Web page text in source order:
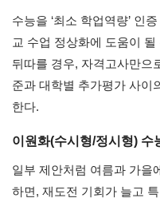
수능을 ‘최소 학업역량’ 인
교 수업 정상화에 도움이
뒤따를 경우, 자격고사만으
준과 대학별 추가평가 사이
한다.
이원화(수시형/정시형) 수
일부 제안처럼 여름과 가을
하면, 재도전 기회가 늘고